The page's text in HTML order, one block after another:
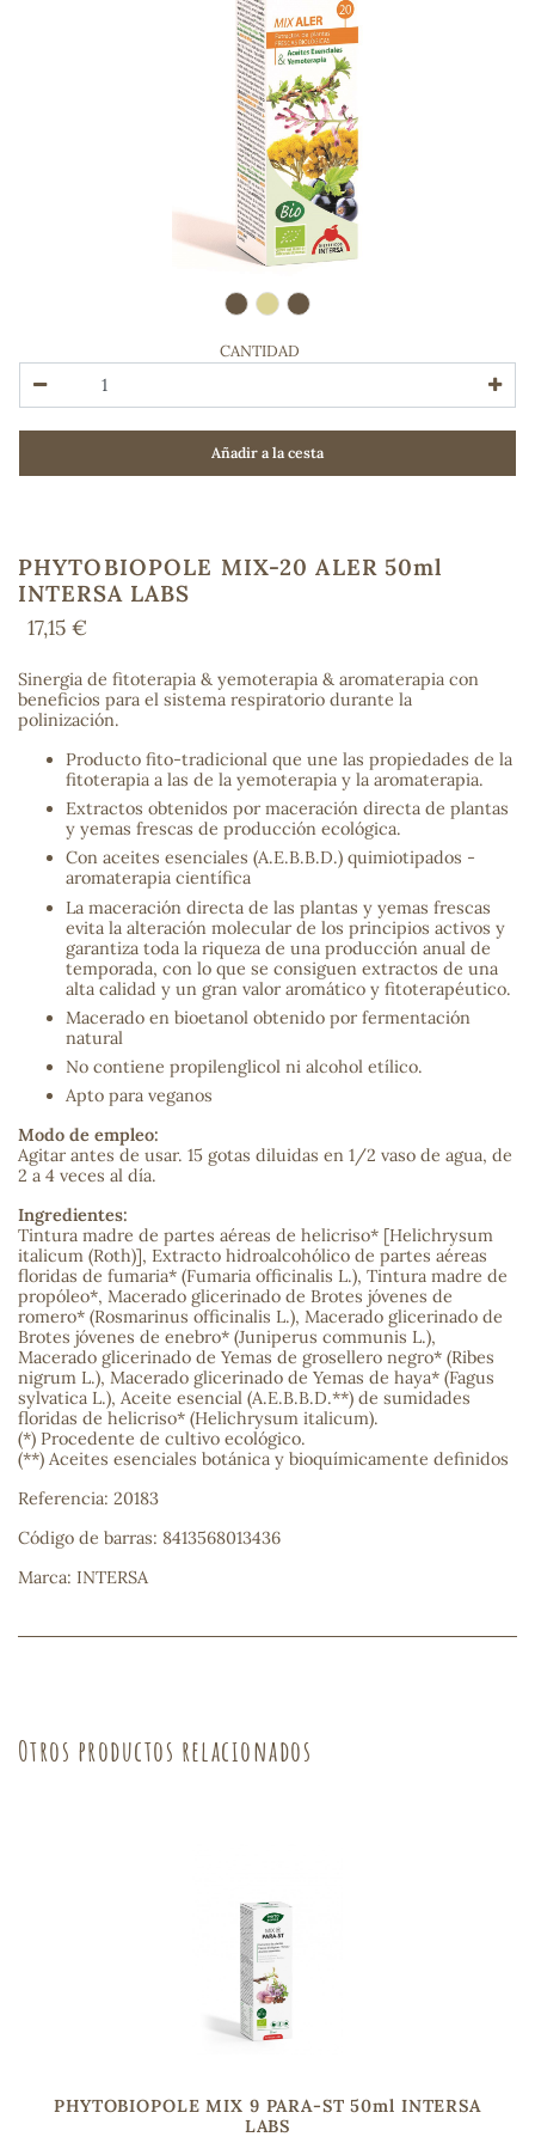
CANTIDAD
Añadir a la cesta
PHYTOBIOPOLE MIX-20 ALER 50ml
INTERSA LABS
17,15 €
Sinergia de fitoterapia & yemoterapia & aromaterapia con
beneficios para el sistema respiratorio durante la
polinización.
Producto fito-tradicional que une las propiedades de la
fitoterapia a las de la yemoterapia y la aromaterapia.
Extractos obtenidos por maceración directa de plantas
y yemas frescas de producción ecológica.
Con aceites esenciales (A.E.B.B.D.) quimiotipados -
aromaterapia científica
La maceración directa de las plantas y yemas frescas
evita la alteración molecular de los principios activos y
garantiza toda la riqueza de una producción anual de
temporada, con lo que se consiguen extractos de una
alta calidad y un gran valor aromático y fitoterapéutico.
Macerado en bioetanol obtenido por fermentación
natural
No contiene propilenglicol ni alcohol etílico.
Apto para veganos
Modo de empleo:
Agitar antes de usar. 15 gotas diluidas en 1/2 vaso de agua, de
2 a 4 veces al día.
Ingredientes:
Tintura madre de partes aéreas de helicriso* [Helichrysum
italicum (Roth)], Extracto hidroalcohólico de partes aéreas
floridas de fumaria* (Fumaria officinalis L.), Tintura madre de
propóleo*, Macerado glicerinado de Brotes jóvenes de
romero* (Rosmarinus officinalis L.), Macerado glicerinado de
Brotes jóvenes de enebro* (Juniperus communis L.),
Macerado glicerinado de Yemas de grosellero negro* (Ribes
nigrum L.), Macerado glicerinado de Yemas de haya* (Fagus
sylvatica L.), Aceite esencial (A.E.B.B.D.**) de sumidades
floridas de helicriso* (Helichrysum italicum).
(*) Procedente de cultivo ecológico.
(**) Aceites esenciales botánica y bioquímicamente definidos
Referencia: 20183
Código de barras: 8413568013436
Marca: INTERSA
Otros productos relacionados
PHYTOBIOPOLE MIX 9 PARA-ST 50ml INTERSA
LABS